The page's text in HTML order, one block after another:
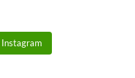
Instagram